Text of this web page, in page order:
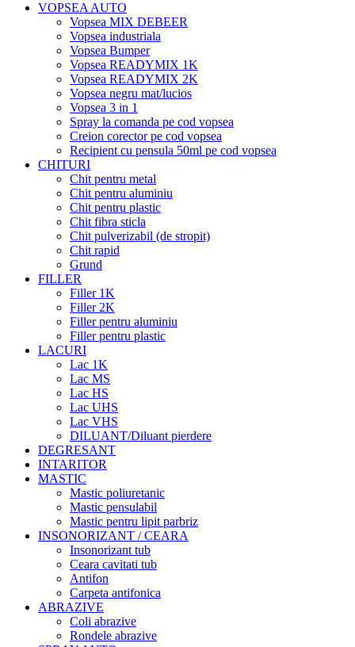
VOPSEA AUTO
Vopsea MIX DEBEER
Vopsea industriala
Vopsea Bumper
Vopsea READYMIX 1K
Vopsea READYMIX 2K
Vopsea negru mat/lucios
Vopsea 3 in 1
Spray la comanda pe cod vopsea
Creion corector pe cod vopsea
Recipient cu pensula 50ml pe cod vopsea
CHITURI
Chit pentru metal
Chit pentru aluminiu
Chit pentru plastic
Chit fibra sticla
Chit pulverizabil (de stropit)
Chit rapid
Grund
FILLER
Filler 1K
Filler 2K
Filler pentru aluminiu
Filler pentru plastic
LACURI
Lac 1K
Lac MS
Lac HS
Lac UHS
Lac VHS
DILUANT/Diluant pierdere
DEGRESANT
INTARITOR
MASTIC
Mastic poliuretanic
Mastic pensulabil
Mastic pentru lipit parbriz
INSONORIZANT / CEARA
Insonorizant tub
Ceara cavitati tub
Antifon
Carpeta antifonica
ABRAZIVE
Coli abrazive
Rondele abrazive